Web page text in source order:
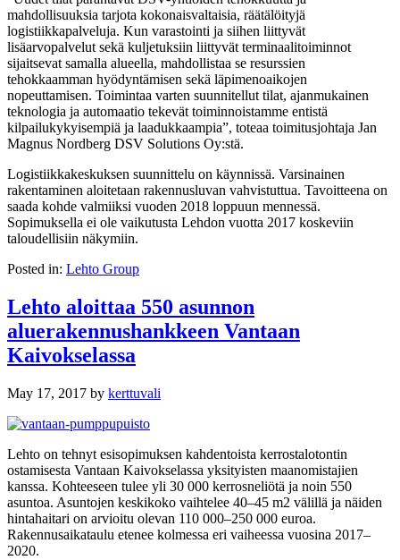
mahdollisuuksia tarjota kokonaisvaltaisia, räätälöityjä
logistiikkapalveluja. Kun varastointi ja siihen liittyvät
lisäarvopalvelut sekä kuljetuksiin liittyvät terminaalitoiminnot
sijaitsevat samalla alueella, mahdollistaa se resurssien
tehokkaamman hyödyntämisen sekä läpimenoaikojen
nopeuttamisen. Toimintaa varten suunnitellut tilat, ajanmukainen
teknologia ja automaatio tekevät toiminnoistamme entistä
kilpailukykyisempiä ja laadukkaampia”, toteaa toimitusjohtaja Jan
Magnus Nordberg DSV Solutions Oy:stä.
Logistiikkakeskuksen suunnittelu on käynnissä. Varsinainen
rakentaminen aloitetaan rakennusluvan vahvistuttua. Tavoitteena on
saada kohde valmiiksi vuoden 2018 loppuun mennessä.
Sopimuksella ei ole vaikutusta Lehdon vuotta 2017 koskeviin
taloudellisiin näkymiin.
Posted in: Lehto Group
Lehto aloittaa 550 asunnon
aluerakennushankkeen Vantaan
Kaivokselassa
May 17, 2017 by kerttuvali
Lehto on tehnyt esisopimuksen kahdentoista kerrostalotontin
ostamisesta Vantaan Kaivokselassa yksityisten maanomistajien
kanssa. Kohteeseen tulee yli 30 000 kerrosneliötä ja noin 550
asuntoa. Asuntojen keskikoko vaihtelee 40–45 m2 välillä ja näiden
hintahaitari on arvioitu olevan 110 000–250 000 euroa.
Rakennusaikataulu etenee kolmessa eri vaiheessa vuosina 2017–
2020.